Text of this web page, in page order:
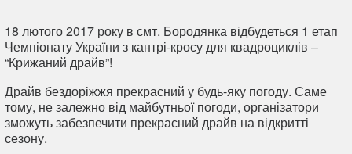
18 лютого 2017 року в смт. Бородянка відбудеться 1 етап
Чемпіонату України з кантрі-кросу для квадроциклів –
“Крижаний драйв”!
Драйв бездоріжжя прекрасний у будь-яку погоду. Саме
тому, не залежно від майбутньої погоди, організатори
зможуть забезпечити прекрасний драйв на відкритті
сезону.